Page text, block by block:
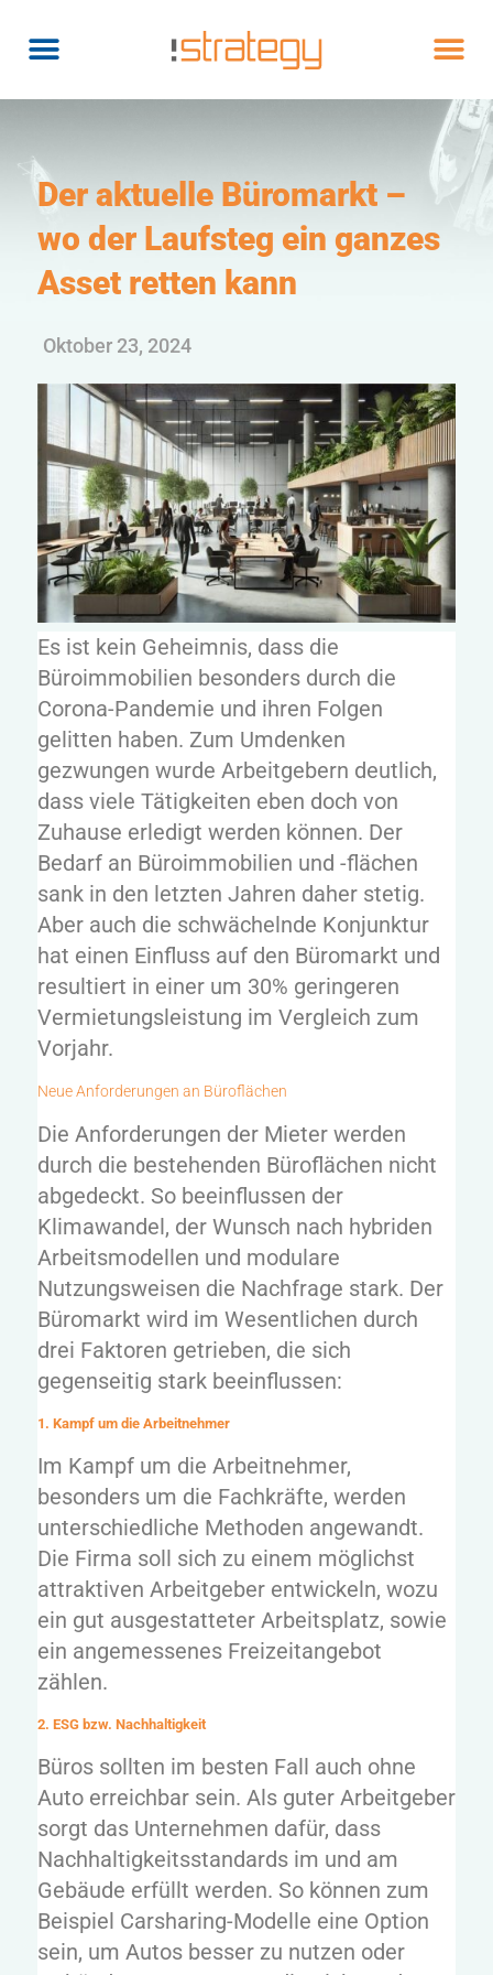
Der aktuelle Büromarkt –
wo der Laufsteg ein ganzes
Asset retten kann
Oktober 23, 2024
Es ist kein Geheimnis, dass die
Büroimmobilien besonders durch die
Corona-Pandemie und ihren Folgen
gelitten haben. Zum Umdenken
gezwungen wurde Arbeitgebern deutlich,
dass viele Tätigkeiten eben doch von
Zuhause erledigt werden können. Der
Bedarf an Büroimmobilien und -flächen
sank in den letzten Jahren daher stetig.
Aber auch die schwächelnde Konjunktur
hat einen Einfluss auf den Büromarkt und
resultiert in einer um 30% geringeren
Vermietungsleistung im Vergleich zum
Vorjahr.
Neue Anforderungen an Büroflächen
Die Anforderungen der Mieter werden
durch die bestehenden Büroflächen nicht
abgedeckt. So beeinflussen der
Klimawandel, der Wunsch nach hybriden
Arbeitsmodellen und modulare
Nutzungsweisen die Nachfrage stark. Der
Büromarkt wird im Wesentlichen durch
drei Faktoren getrieben, die sich
gegenseitig stark beeinflussen:
1. Kampf um die Arbeitnehmer
Im Kampf um die Arbeitnehmer,
besonders um die Fachkräfte, werden
unterschiedliche Methoden angewandt.
Die Firma soll sich zu einem möglichst
attraktiven Arbeitgeber entwickeln, wozu
ein gut ausgestatteter Arbeitsplatz, sowie
ein angemessenes Freizeitangebot
zählen.
2. ESG bzw. Nachhaltigkeit
Büros sollten im besten Fall auch ohne
Auto erreichbar sein. Als guter Arbeitgeber
sorgt das Unternehmen dafür, dass
Nachhaltigkeitsstandards im und am
Gebäude erfüllt werden. So können zum
Beispiel Carsharing-Modelle eine Option
sein, um Autos besser zu nutzen oder